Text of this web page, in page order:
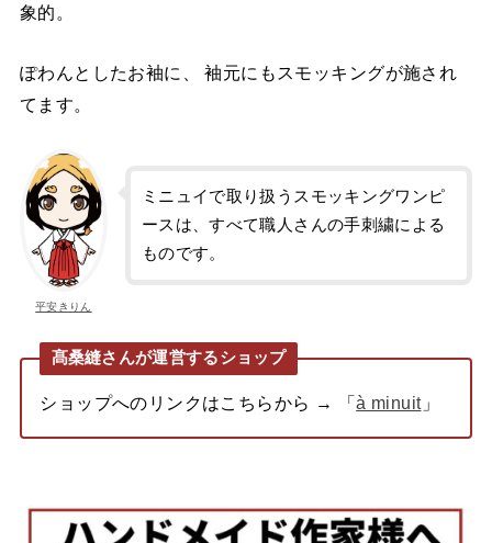
象的。
ぽわんとしたお袖に、 袖元にもスモッキングが施され
てます。
平安きりん
ミニュイで取り扱うスモッキングワンピ
ースは、すべて職人さんの手刺繍による
ものです。
髙桑縫さんが運営するショップ
ショップへのリンクはこちらから → 「à minuit」